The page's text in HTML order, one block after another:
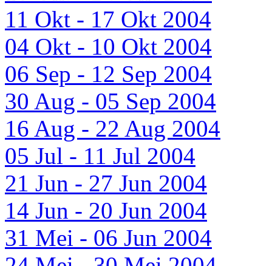
11 Okt - 17 Okt 2004
04 Okt - 10 Okt 2004
06 Sep - 12 Sep 2004
30 Aug - 05 Sep 2004
16 Aug - 22 Aug 2004
05 Jul - 11 Jul 2004
21 Jun - 27 Jun 2004
14 Jun - 20 Jun 2004
31 Mei - 06 Jun 2004